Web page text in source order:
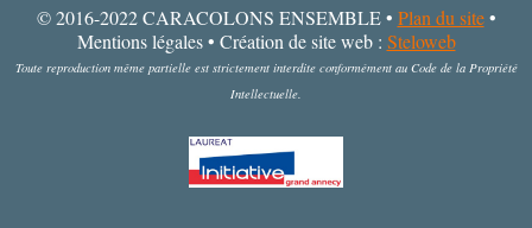
© 2016-2022 CARACOLONS ENSEMBLE • Plan du site•
Mentions légales • Création de site web : Steloweb
Toute reproduction même partielle est strictement interdite conformément au Code de la Propriété
Intellectuelle.